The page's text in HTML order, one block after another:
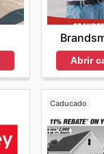
Abrir
Caducado